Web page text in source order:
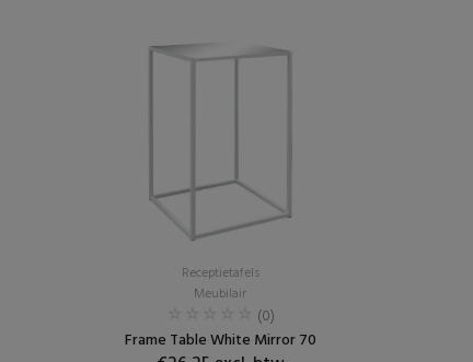
Receptietafels
Meubilair
(0)
Frame Table White Mirror 70